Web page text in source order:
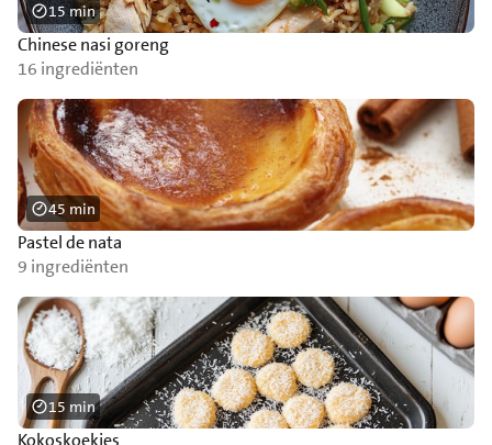
Chinese nasi goreng
16 ingrediënten
15 min
Pastel de nata
9 ingrediënten
45 min
Kokoskoekjes
15 min